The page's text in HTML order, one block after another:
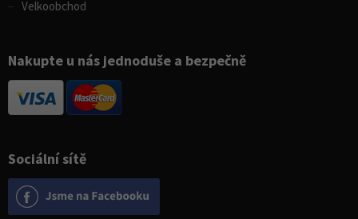
Sociální sítě
Velkoobchod
Nakupte u nás jednoduše a bezpečně